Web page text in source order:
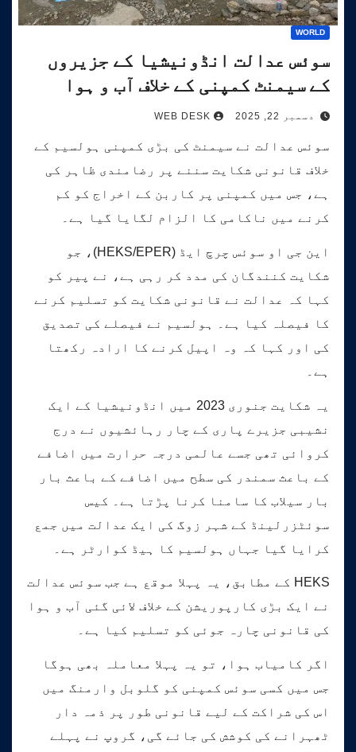
WORLD
سوئس عدالت انڈونیشیا کے جزیروں
کے سیمنٹ کمپنی کے خلاف آب و ہوا
کیس کی سماعت کرے گی۔
دسمبر 22, 2025 WEB DESK
سوئس عدالت نے سیمنٹ کی بڑی کمپنی ہولسیم کے
خلاف قانونی شکایت سننے پر رضامندی ظاہر کی
ہے، جس میں کمپنی پر کاربن کے اخراج کو کم
کرنے میں ناکامی کا الزام لگایا گیا ہے۔
این جی او سوئس چرچ ایڈ (HEKS/EPER)، جو
شکایت کنندگان کی مدد کر رہی ہے، نے پیر کو
کہا کہ عدالت نے قانونی شکایت کو تسلیم کرنے
کا فیصلہ کیا ہے۔ ہولسیم نے فیصلے کی تصدیق
کی اور کہا کہ وہ اپیل کرنے کا ارادہ رکھتا
ہے۔
یہ شکایت جنوری 2023 میں انڈونیشیا کے ایک
نشیبی جزیرے پاری کے چار رہائشیوں نے درج
کروائی تھی جسے عالمی درجہ حرارت میں اضافے
کے باعث سمندر کی سطح میں اضافے کے باعث بار
بار سیلاب کا سامنا کرنا پڑتا ہے۔ کیس
سوئٹزرلینڈ کے شہر زوگ کی ایک عدالت میں جمع
کرایا گیا جہاں ہولسیم کا ہیڈ کوارٹر ہے۔
HEKS کے مطابق، یہ پہلا موقع ہے جب سوئس عدالت
نے ایک بڑی کارپوریشن کے خلاف لائی گئی آب و ہوا
کی قانونی چارہ جوئی کو تسلیم کیا ہے۔
اگر کامیاب ہوا، تو یہ پہلا معاملہ بھی ہوگا
جس میں کسی سوئس کمپنی کو گلوبل وارمنگ میں
اس کی شراکت کے لیے قانونی طور پر ذمہ دار
ٹھہرانے کی کوشش کی جائے گی، گروپ نے پہلے